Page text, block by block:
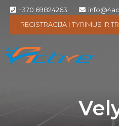
+370 69824263
REGISTRACIJA Į TYRIMUS IR